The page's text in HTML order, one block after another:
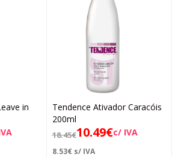
in
Tendence Ativador Caracóis
200ml
18.45€10.49€c/ IVA
8.53€ s/ IVA